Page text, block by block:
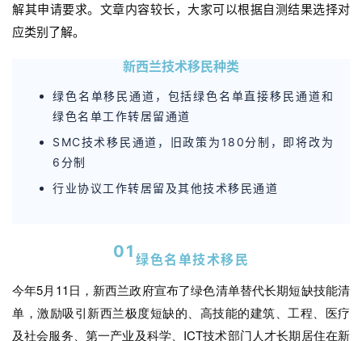
解其申请要求。文章内容较长，大家可以根据自测结果选择对
应类别了解。
新西兰技术移民种类
绿色名单移民通道，包括绿色名单直接移民通道和
绿色名单工作转居留通道
SMC技术移民通道，旧政策为180分制，即将改为
6分制
行业协议工作转居留及其他技术移民通道
01绿色名单技术移民
今年5月11日，新西兰政府宣布了绿色清单替代长期短缺技能清
单，激励吸引新西兰极度短缺的、高技能的建筑、工程、医疗
及社会服务、第一产业及科学、ICT技术部门人才长期居住在新